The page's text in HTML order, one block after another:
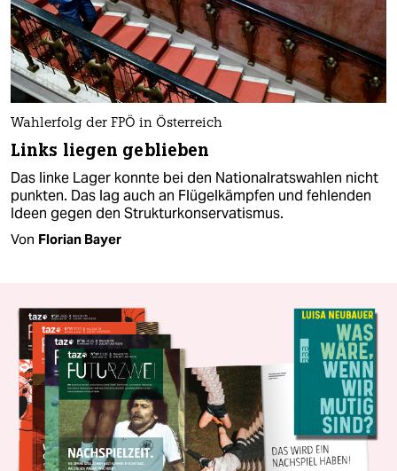
Wahlerfolg der FPÖ in Österreich
Links liegen geblieben
Das linke Lager konnte bei den Nationalratswahlen nicht
punkten. Das lag auch an Flügelkämpfen und fehlenden
Ideen gegen den Strukturkonservatismus.
Von Florian Bayer